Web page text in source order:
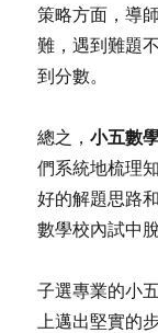
策略方面，導
難，遇到難題
到分數。
總之，小五數
們系統地梳理
好的解題思路
數學校內試中
子選專業的小
上邁出堅實的步